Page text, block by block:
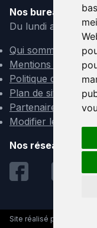
Nos bureaux sont
Du lundi au
Qui sommes-nous
Mentions légales
Politique de
Plan de site
Partenaires
Modifier les cookies
Nos réseaux
Site réalisé par AB/CD